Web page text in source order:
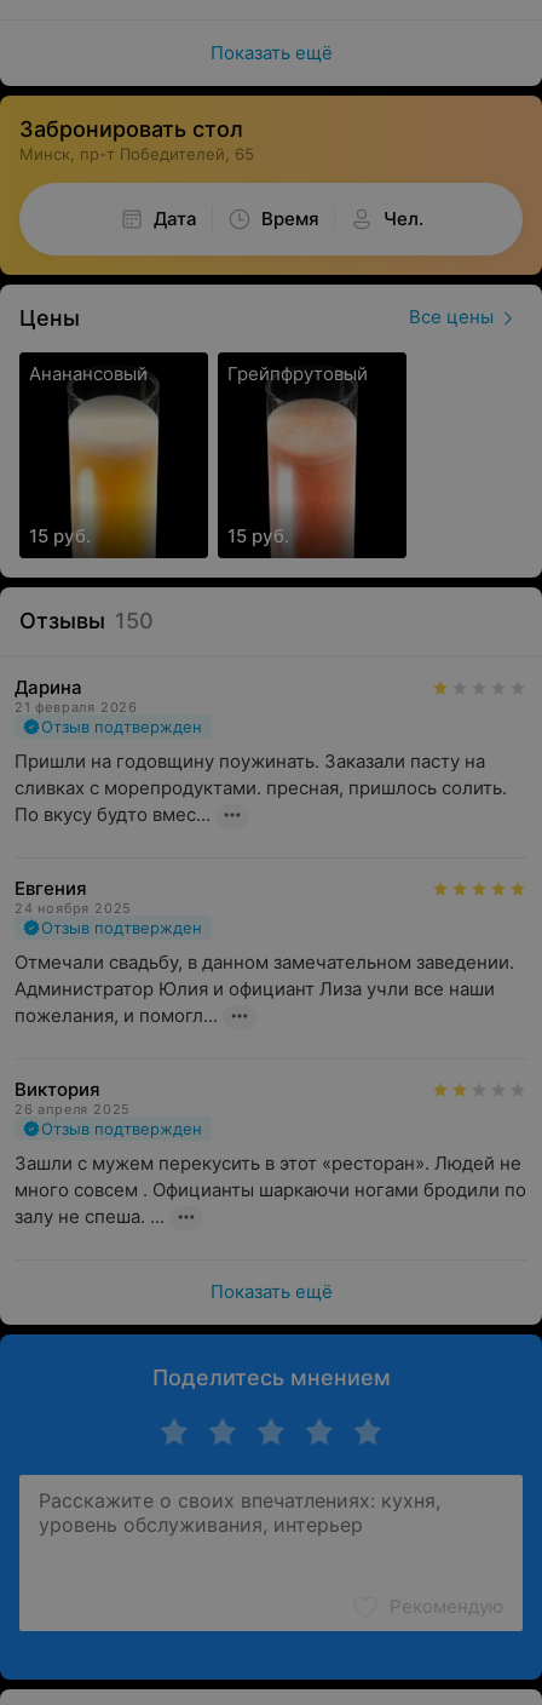
Показать ещё
Забронировать стол
Минск, пр-т Победителей, 65
Дата Время Чел.
Цены Все цены
Ананансовый
15 руб.
Грейпфрутовый
15 руб.
Отзывы 150
Дарина
21 февраля 2026
Отзыв подтвержден
Пришли на годовщину поужинать. Заказали пасту на
сливках с морепродуктами. пресная, пришлось солить.
По вкусу будто вмес...
Евгения
24 ноября 2025
Отзыв подтвержден
Отмечали свадьбу, в данном замечательном заведении.
Администратор Юлия и официант Лиза учли все наши
пожелания, и помогл...
Виктория
26 апреля 2025
Отзыв подтвержден
Зашли с мужем перекусить в этот «ресторан». Людей не
много совсем . Официанты шаркаючи ногами бродили по
залу не спеша. ...
Показать ещё
Поделитесь мнением
Рекомендую